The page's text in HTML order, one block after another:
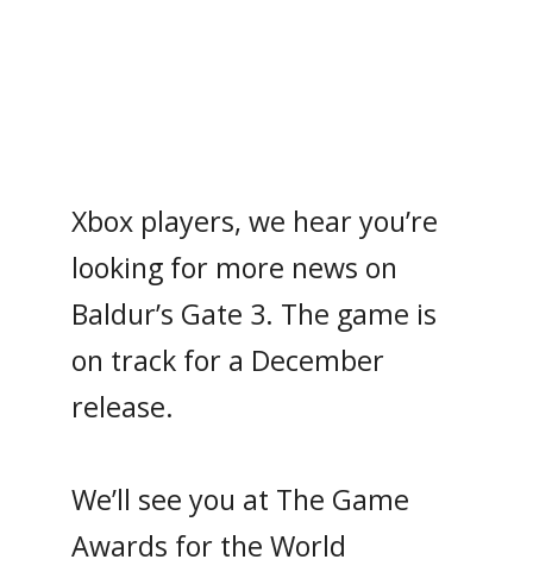
Xbox players, we hear you’re
looking for more news on
Baldur’s Gate 3. The game is
on track for a December
release.
We’ll see you at The Game
Awards for the World